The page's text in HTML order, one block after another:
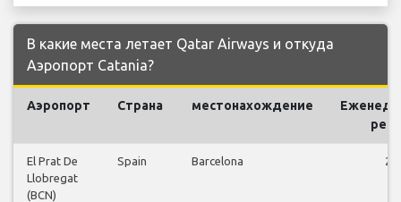
В какие места летает Qatar Airways и откуда
Аэропорт Catania?
Аэропорт Страна местонахождение
El Prat De
Llobregat
(BCN)
Spain Barcelona 24